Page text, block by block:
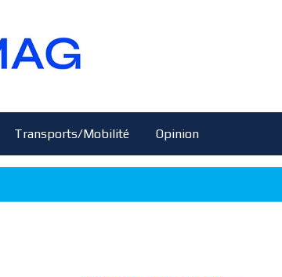
Transports/Mobilité Opinion